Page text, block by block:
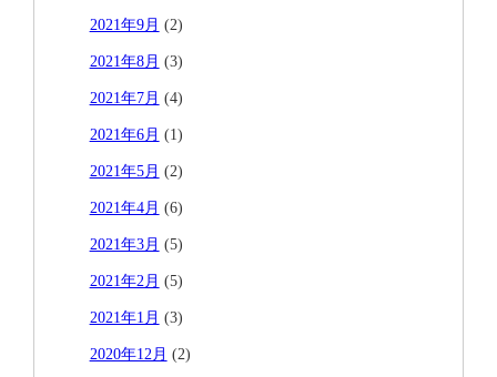
2021年9月 (2)
2021年8月 (3)
2021年7月 (4)
2021年6月 (1)
2021年5月 (2)
2021年4月 (6)
2021年3月 (5)
2021年2月 (5)
2021年1月 (3)
2020年12月 (2)